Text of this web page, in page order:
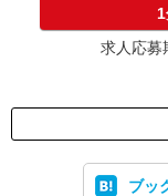
求人応募
ブッ